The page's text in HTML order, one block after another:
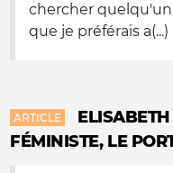
chercher
que je préférais a(...)
ARTICLE
FÉMINISTE, LE